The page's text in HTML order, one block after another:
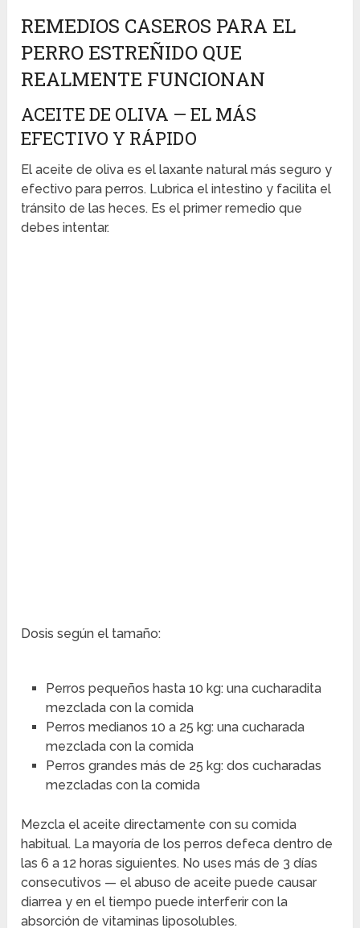
REMEDIOS CASEROS PARA EL
PERRO ESTREÑIDO QUE
REALMENTE FUNCIONAN
ACEITE DE OLIVA — EL MÁS
EFECTIVO Y RÁPIDO
El aceite de oliva es el laxante natural más seguro y
efectivo para perros. Lubrica el intestino y facilita el
tránsito de las heces. Es el primer remedio que
debes intentar.
Dosis según el tamaño:
Perros pequeños hasta 10 kg: una cucharadita
mezclada con la comida
Perros medianos 10 a 25 kg: una cucharada
mezclada con la comida
Perros grandes más de 25 kg: dos cucharadas
mezcladas con la comida
Mezcla el aceite directamente con su comida
habitual. La mayoría de los perros defeca dentro de
las 6 a 12 horas siguientes. No uses más de 3 días
consecutivos — el abuso de aceite puede causar
diarrea y en el tiempo puede interferir con la
absorción de vitaminas liposolubles.